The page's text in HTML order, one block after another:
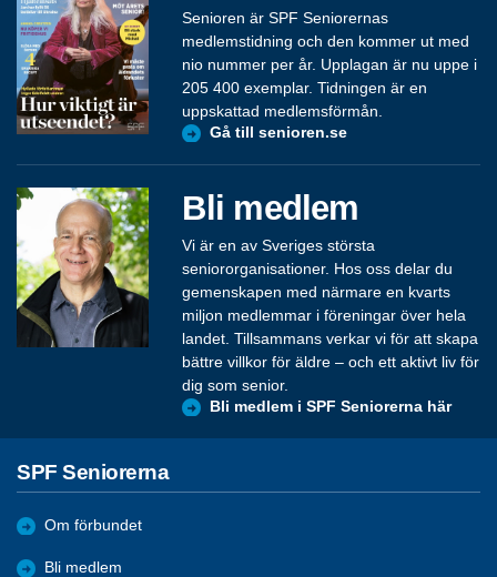
Senioren är SPF Seniorernas
medlemstidning och den kommer ut med
nio nummer per år. Upplagan är nu uppe i
205 400 exemplar. Tidningen är en
uppskattad medlemsförmån.
Gå till senioren.se
Bli medlem
Vi är en av Sveriges största
seniororganisationer. Hos oss delar du
gemenskapen med närmare en kvarts
miljon medlemmar i föreningar över hela
landet. Tillsammans verkar vi för att skapa
bättre villkor för äldre – och ett aktivt liv för
dig som senior.
Bli medlem i SPF Seniorerna här
SPF Seniorerna
Om förbundet
Bli medlem